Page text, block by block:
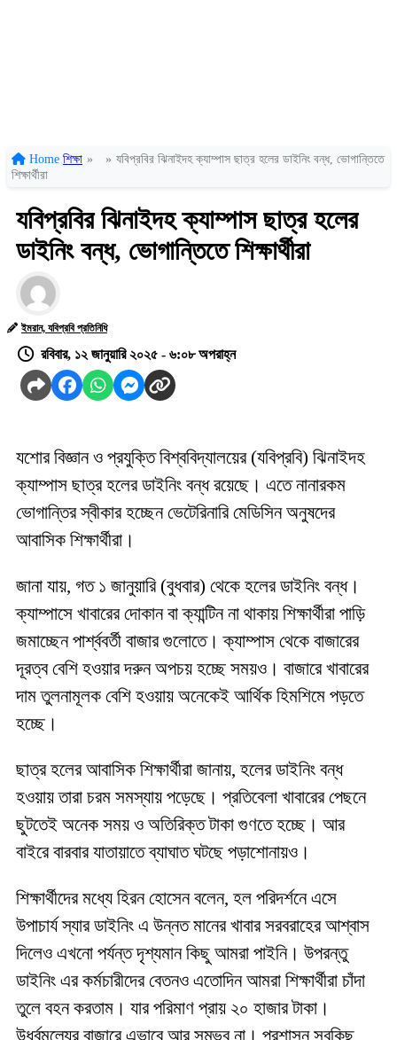
Home শিক্ষা » » যবিপ্রবির ঝিনাইদহ ক্যাম্পাস ছাত্র হলের ডাইনিং বন্ধ, ভোগান্তিতে
শিক্ষার্থীরা
যবিপ্রবির ঝিনাইদহ ক্যাম্পাস ছাত্র হলের
ডাইনিং বন্ধ, ভোগান্তিতে শিক্ষার্থীরা
ইমরান, যবিপ্রবি প্রতিনিধি
রবিবার, ১২ জানুয়ারি ২০২৫ - ৬:০৮ অপরাহ্ন
যশোর বিজ্ঞান ও প্রযুক্তি বিশ্ববিদ্যালয়ের (যবিপ্রবি) ঝিনাইদহ
ক্যাম্পাস ছাত্র হলের ডাইনিং বন্ধ রয়েছে। এতে নানারকম
ভোগান্তির স্বীকার হচ্ছেন ভেটেরিনারি মেডিসিন অনুষদের
আবাসিক শিক্ষার্থীরা।
জানা যায়, গত ১ জানুয়ারি (বুধবার) থেকে হলের ডাইনিং বন্ধ।
ক্যাম্পাসে খাবারের দোকান বা ক্যান্টিন না থাকায় শিক্ষার্থীরা পাড়ি
জমাচ্ছেন পার্শ্ববর্তী বাজার গুলোতে। ক্যাম্পাস থেকে বাজারের
দূরত্ব বেশি হওয়ার দরুন অপচয় হচ্ছে সময়ও। বাজারে খাবারের
দাম তুলনামূলক বেশি হওয়ায় অনেকেই আর্থিক হিমশিমে পড়তে
হচ্ছে।
ছাত্র হলের আবাসিক শিক্ষার্থীরা জানায়, হলের ডাইনিং বন্ধ
হওয়ায় তারা চরম সমস্যায় পড়েছে। প্রতিবেলা খাবারের পেছনে
ছুটতেই অনেক সময় ও অতিরিক্ত টাকা গুণতে হচ্ছে। আর
বাইরে বারবার যাতায়াতে ব্যাঘাত ঘটছে পড়াশোনায়ও।
শিক্ষার্থীদের মধ্যে হিরন হোসেন বলেন, হল পরিদর্শনে এসে
উপাচার্য স্যার ডাইনিং এ উন্নত মানের খাবার সরবরাহের আশ্বাস
দিলেও এখনো পর্যন্ত দৃশ্যমান কিছু আমরা পাইনি। উপরন্তু
ডাইনিং এর কর্মচারীদের বেতনও এতোদিন আমরা শিক্ষার্থীরা চাঁদা
তুলে বহন করতাম। যার পরিমাণ প্রায় ২০ হাজার টাকা।
উর্ধ্বমূল্যের বাজারে এভাবে আর সম্ভব না। প্রশাসন সবকিছু